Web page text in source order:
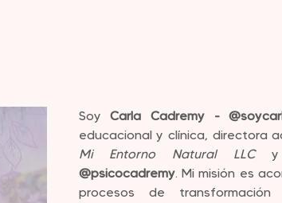
Soy Carla Cadremy -
Mi Entorno Natural LLC
@psicocadremy. Mi misión es
procesos de